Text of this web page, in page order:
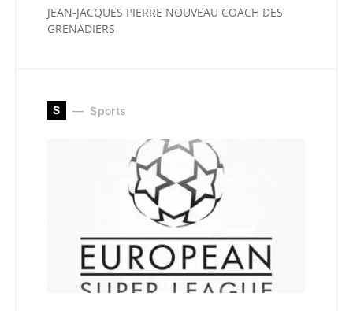
JEAN-JACQUES PIERRE NOUVEAU COACH DES
GRENADIERS
S Sports